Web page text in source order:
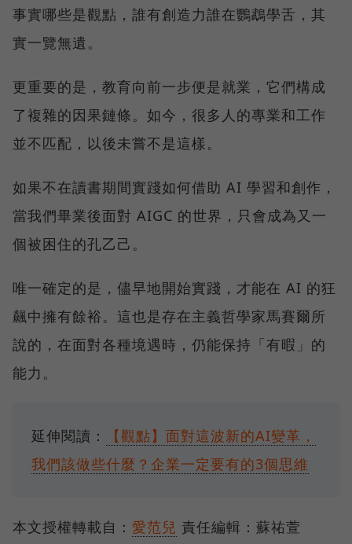
事實哪些是觀點，誰有創造力誰在鸚鵡學舌，其
實一覽無遺。
更重要的是，教育向前一步便是就業，它們構成
了複雜的因果鏈條。如今，很多人的專業和工作
並不匹配，以後未嘗不是這樣。
如果不在讀書期間實踐如何借助 AI 學習和創作，
當我們畢業後面對 AIGC 的世界，只會成為又一
個被困住的孔乙己。
唯一確定的是，儘早地開始實踐，才能在 AI 的狂
飆中擁有餘裕。這也是存在主義哲學家馬賽爾所
說的，在面對各種境遇時，仍能保持「有暇」的
能力。
延伸閱讀：
【觀點】面對這波新的AI變革，
我們該做些什麼？企業一定要有的3個思維
本文授權轉載自： 愛范兒 責任編輯：蘇祐萱